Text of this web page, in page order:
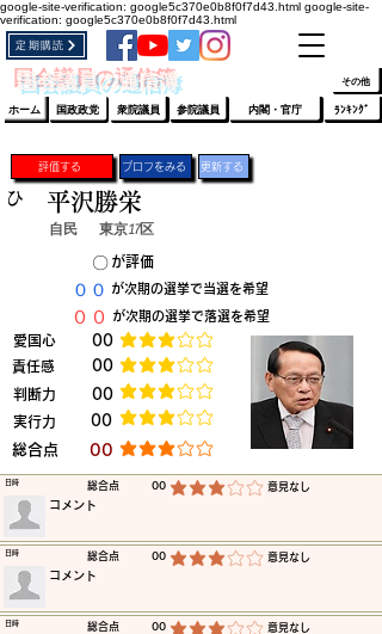
google-site-verification: google5c370e0b8f0f7d43.html google-site-
verification: google5c370e0b8f0f7d43.html
​国会議員の通信簿
定期購読
ホーム 国政政党 衆院議員 参院議員 ﾗﾝｷﾝｸﾞ
内閣・官庁
その他
評価する プロフをみる 更新する
自民 東京17区
​が評価
​が次期の選挙で当選を希望
​が次期の選挙で落選を希望
​愛国心 ​00 平均評価 3 /5
​責任感 ​00 平均評価 3 /5
​判断力 ​00 平均評価 3 /5
​実行力 ​00 平均評価 3 /5
​総合点 ​00 平均評価 3 /5
ひ 平沢勝栄
​〇​
​００
​００
​総合点 00 平均評価 3 /5 ​意見なし
​日時
​コメント
​総合点 00 平均評価 3 /5 ​意見なし
​日時
​コメント
​総合点 00 平均評価 3 /5 ​意見なし
​日時